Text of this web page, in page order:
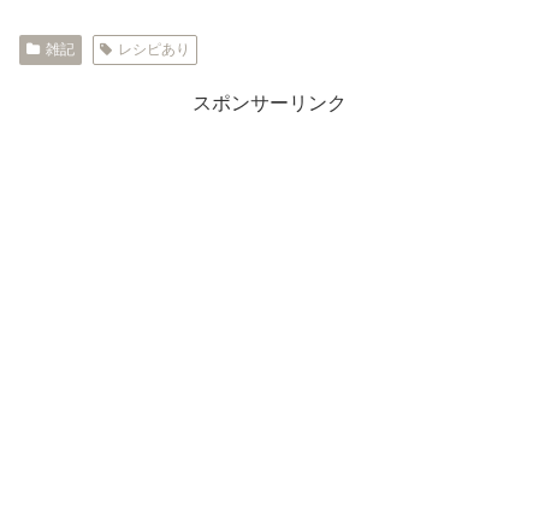
雑記 レシピあり
スポンサーリンク